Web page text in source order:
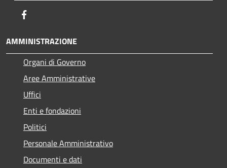
AMMINISTRAZIONE
Organi di Governo
Aree Amministrative
Uffici
Enti e fondazioni
Politici
Personale Amministrativo
Documenti e dati